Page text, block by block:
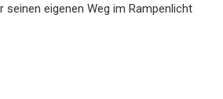
seinen eigenen Weg im Rampenlicht